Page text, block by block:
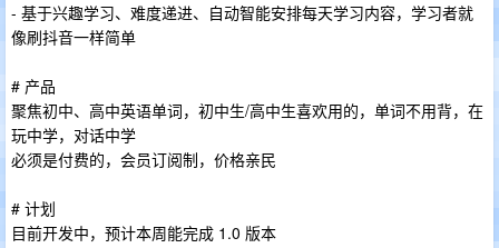
- 基于兴趣学习、难度递进、自动智能安排每天学习内容，学习者就
像刷抖音一样简单
# 产品
聚焦初中、高中英语单词，初中生/高中生喜欢用的，单词不用背，在
玩中学，对话中学
必须是付费的，会员订阅制，价格亲民
# 计划
目前开发中，预计本周能完成 1.0 版本